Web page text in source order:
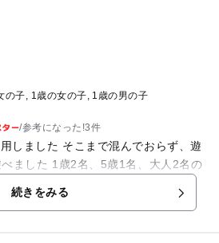
の子 1歳の女の子 1歳の男の子
ター/参考になった!3件
しました そこまで混んでおらず、遊
ました 1歳2名、5歳1名、大人2名の
でした。 コスパ良すぎて感動です 出
入れ、裸足または靴下移動です。 ネ
続きをみる